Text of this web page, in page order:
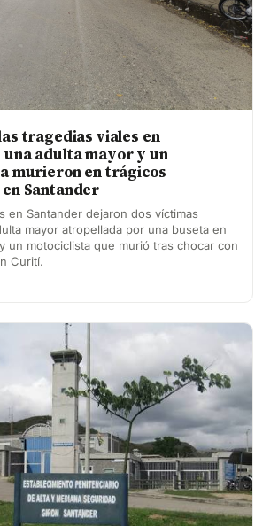
tragedias viales en
una adulta mayor y un
murieron en trágicos
Santander
en Santander dejaron dos víctimas
mayor atropellada por una buseta en
un motociclista que murió tras chocar con
Curití.